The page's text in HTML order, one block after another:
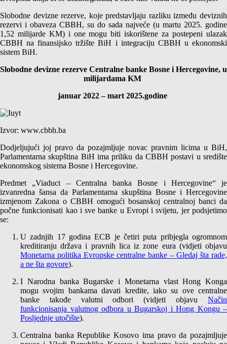
Slobodne devizne rezerve, koje predstavljaju razliku između deviznih
rezervi i obaveza CBBH, su do sada najveće (u martu 2025. godine
1,52 milijarde KM) i one mogu biti iskorištene za postepeni ulazak
CBBH na finansijsko tržište BiH i integraciju CBBH u ekonomski
sistem BiH.
Slobodne devizne rezerve Centralne banke Bosne i Hercegovine, u
milijardama KM
januar 2022 – mart 2025.godine
Izvor: www.cbbh.ba
Dodjeljujući joj pravo da pozajmljuje novac pravnim licima u BiH,
Parlamentarna skupština BiH ima priliku da CBBH postavi u središte
ekonomskog sistema Bosne i Hercegovine.
Predmet „Viaduct – Centralna banka Bosne i Hercegovine“ je
izvanredna šansa da Parlamentarna skupština Bosne i Hercegovine
izmjenom Zakona o CBBH omogući bosanskoj centralnoj banci da
počne funkcionisati kao i sve banke u Evropi i svijetu, jer podsjetimo
se:
U zadnjih 17 godina ECB je četiri puta pribjegla ogromnom
kreditiranju država i pravnih lica iz zone eura (vidjeti objavu
Monetarna politika Evropske centralne banke – Gledaj šta rade,
a ne šta govore).
I Narodna banka Bugarske i Monetarna vlast Hong Konga
mogu svojim bankama davati kredite, iako su ove centralne
banke takođe valutni odbori (vidjeti objavu Način
funkcionisanja valutnog odbora u Bugarskoj i Hong Kongu –
Posljednje utočište).
Centralna banka Republike Kosovo ima pravo da pozajmljuje